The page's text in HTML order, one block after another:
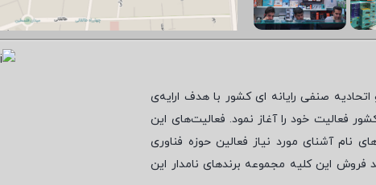
صنفی رایانه ای کشور با هدف ارایه‌ی
فعالیت خود را آغاز نمود. فعالیت‌های این
نام آشنای مورد نیاز فعالین حوزه فناوری
این کلیه مجموعه برندهای نامدار این